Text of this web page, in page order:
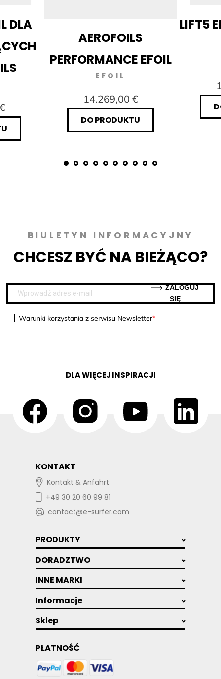
DLA
AEROFOILS
PERFORMANCE EFOIL
EFOIL
14.269,00 €
DO PRODUKTU
LIFT5
BIULETYN INFORMACYJNY
CHCESZ BYĆ NA BIEŻĄCO?
Warunki korzystania z serwisu Newsletter
SIĘ
DLA WIĘCEJ INSPIRACJI
KONTAKT
Kontakt & Anfahrt
+49 30 20 60 99 81
contact@e-surfer.com
PRODUKTY
DORADZTWO
INNE MARKI
Informacje
Sklep
PŁATNOŚĆ